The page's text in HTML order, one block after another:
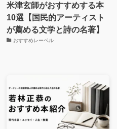
米津玄師がおすすめする本
10選【国民的アーティスト
が薦める文学と詩の名著】
おすすめレーベル